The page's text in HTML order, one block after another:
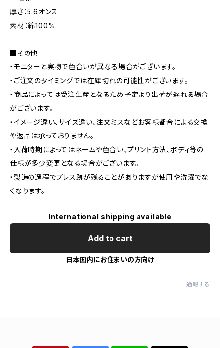
厚さ：5.6オンス
素材：綿100%
■その他
・モニターと実物で色合いが異なる場合がございます。
・ご注文のタイミングでは在庫切れの可能性がございます。
・商品によっては受注生産となるため予定より出荷が遅れる場合
がございます。
・イメージ違い、サイズ違い、注文ミスなどお客様都合による交換
や返品は承っておりません。
・入荷時期によってはネームや色合い、プリント方法、ボディ等の
仕様が多少変更となる場合がございます。
・製造の過程でプレス跡が残ることがありますが使用や洗濯でな
くなります。
International shipping available
Add to cart
日本国内にお住まいの方向け
通報する